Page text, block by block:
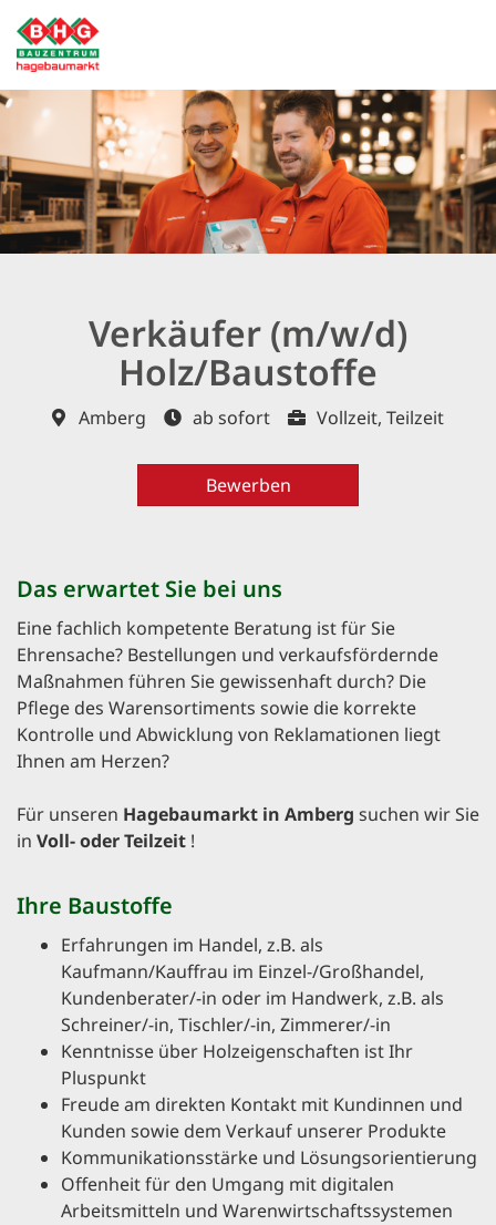
Verkäufer (m/w/d)
Holz/Baustoffe
Amberg ab sofort Vollzeit, Teilzeit
Bewerben
Das erwartet Sie bei uns
Eine fachlich kompetente Beratung ist für Sie
Ehrensache? Bestellungen und verkaufsfördernde
Maßnahmen führen Sie gewissenhaft durch? Die
Pflege des Warensortiments sowie die korrekte
Kontrolle und Abwicklung von Reklamationen liegt
Ihnen am Herzen?
Für unseren Hagebaumarkt in Amberg suchen wir Sie
in Voll- oder Teilzeit !
Ihre Baustoffe
Erfahrungen im Handel, z.B. als
Kaufmann/Kauffrau im Einzel-/Großhandel,
Kundenberater/-in oder im Handwerk, z.B. als
Schreiner/-in, Tischler/-in, Zimmerer/-in
Kenntnisse über Holzeigenschaften ist Ihr
Pluspunkt
Freude am direkten Kontakt mit Kundinnen und
Kunden sowie dem Verkauf unserer Produkte
Kommunikationsstärke und Lösungsorientierung
Offenheit für den Umgang mit digitalen
Arbeitsmitteln und Warenwirtschaftssystemen